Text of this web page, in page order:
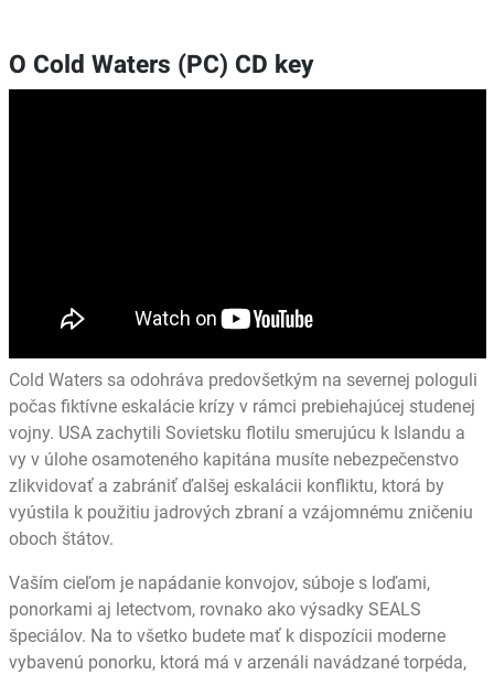
O Cold Waters (PC) CD key
Cold Waters sa odohráva predovšetkým na severnej pologuli
počas fiktívne eskalácie krízy v rámci prebiehajúcej studenej
vojny. USA zachytili Sovietsku flotilu smerujúcu k Islandu a
vy v úlohe osamoteného kapitána musíte nebezpečenstvo
zlikvidovať a zabrániť ďalšej eskalácii konfliktu, ktorá by
vyústila k použitiu jadrových zbraní a vzájomnému zničeniu
oboch štátov.
Vaším cieľom je napádanie konvojov, súboje s loďami,
ponorkami aj letectvom, rovnako ako výsadky SEALS
špeciálov. Na to všetko budete mať k dispozícii moderne
vybavenú ponorku, ktorá má v arzenáli navádzané torpéda,